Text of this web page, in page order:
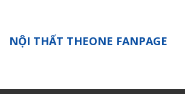
NỘI THẤT THEONE FANPAGE